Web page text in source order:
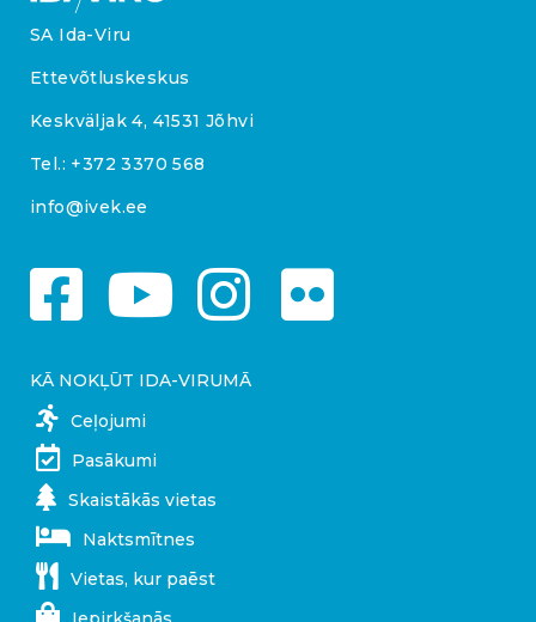
SA Ida-Viru
Ettevõtluskeskus
Keskväljak 4, 41531 Jõhvi
Tel.: +372 3370 568
info@ivek.ee
KĀ NOKĻŪT IDA-VIRUMĀ
Ceļojumi
Pasākumi
Skaistākās vietas
Naktsmītnes
Vietas, kur paēst